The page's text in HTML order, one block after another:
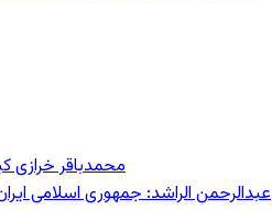
محمدباقر خرازی
عبدالرحمن الراشد: جمهوری اسلامی